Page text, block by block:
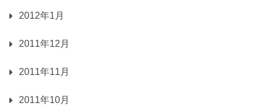
2012年1月
2011年12月
2011年11月
2011年10月